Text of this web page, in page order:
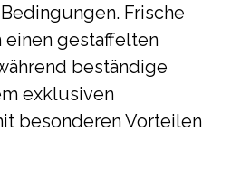
Frische
gestaffelten
beständige
exklusiven
besonderen Vorteilen